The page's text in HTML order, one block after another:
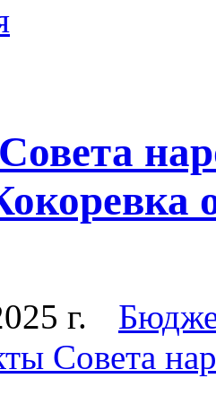
г.
Совета